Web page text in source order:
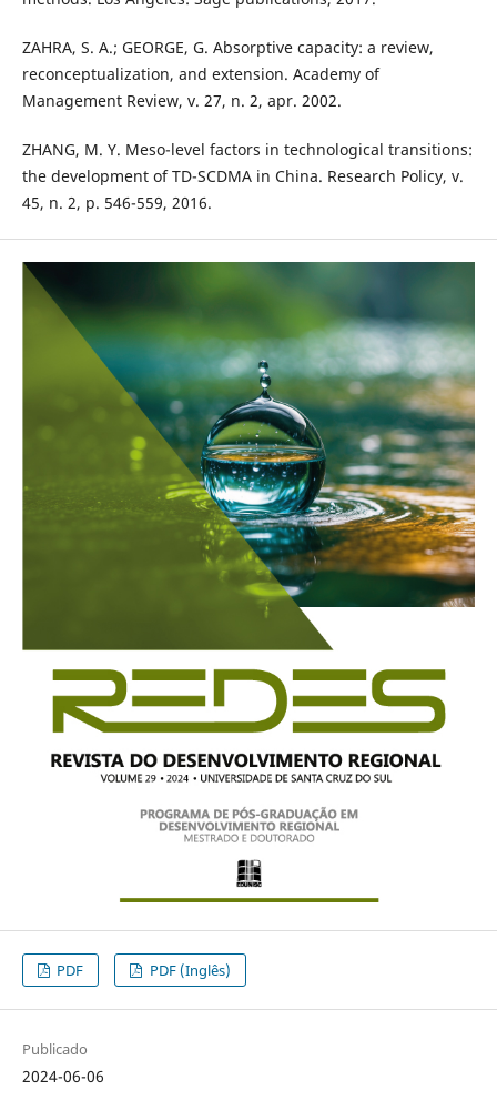
ZAHRA, S. A.; GEORGE, G. Absorptive capacity: a review,
reconceptualization, and extension. Academy of
Management Review, v. 27, n. 2, apr. 2002.
ZHANG, M. Y. Meso-level factors in technological transitions:
the development of TD-SCDMA in China. Research Policy, v.
45, n. 2, p. 546-559, 2016.
PDF PDF (Inglês)
Publicado
2024-06-06